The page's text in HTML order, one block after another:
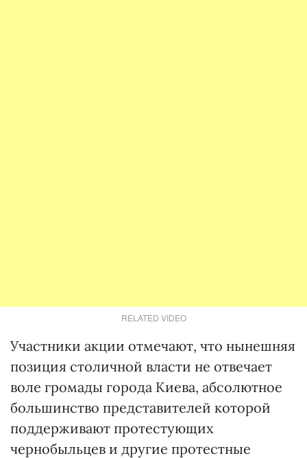
RELATED VIDEO
Участники акции отмечают, что нынешняя
позиция столичной власти не отвечает
воле громады города Киева, абсолютное
большинство представителей которой
поддерживают протестующих
чернобыльцев и другие протестные